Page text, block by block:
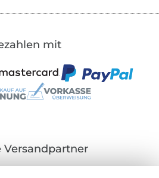
mit
Versandpartner